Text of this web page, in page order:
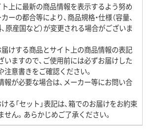
ト上に最新の商品情報を表示するよう努め
ーの都合等により、商品規格・仕様（容量、
原産国など）が変更される場合がございま
届けする商品とサイト上の商品情報の表記
いますので、ご使用前には必ずお届けした
意書きをご確認ください。
報が必要な場合は、メーカー等にお問い合
る「セット」表記は、箱でのお届けをお約束
ん。あらかじめご了承ください。